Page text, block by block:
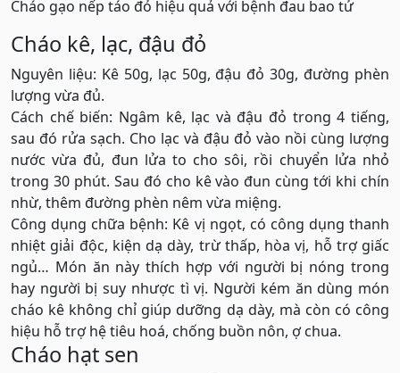
Cháo gạo nếp táo đỏ hiệu quả với bệnh đau bao tử
Cháo kê, lạc, đậu đỏ
Nguyên liệu: Kê 50g, lạc 50g, đậu đỏ 30g, đường phèn
lượng vừa đủ.
Cách chế biến: Ngâm kê, lạc và đậu đỏ trong 4 tiếng,
sau đó rửa sạch. Cho lạc và đậu đỏ vào nồi cùng lượng
nước vừa đủ, đun lửa to cho sôi, rồi chuyển lửa nhỏ
trong 30 phút. Sau đó cho kê vào đun cùng tới khi chín
nhừ, thêm đường phèn nêm vừa miệng.
Công dụng chữa bệnh: Kê vị ngọt, có công dụng thanh
nhiệt giải độc, kiện dạ dày, trừ thấp, hòa vị, hỗ trợ giấc
ngủ… Món ăn này thích hợp với người bị nóng trong
hay người bị suy nhược tì vị. Người kém ăn dùng món
cháo kê không chỉ giúp dưỡng dạ dày, mà còn có công
hiệu hỗ trợ hệ tiêu hoá, chống buồn nôn, ợ chua.
Cháo hạt sen